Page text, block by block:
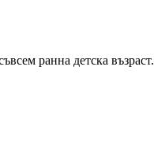
ранна детска възраст.